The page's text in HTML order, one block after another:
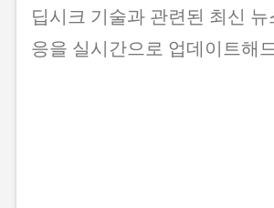
딥시크 기술과 관련된 최신
응을 실시간으로 업데이트해